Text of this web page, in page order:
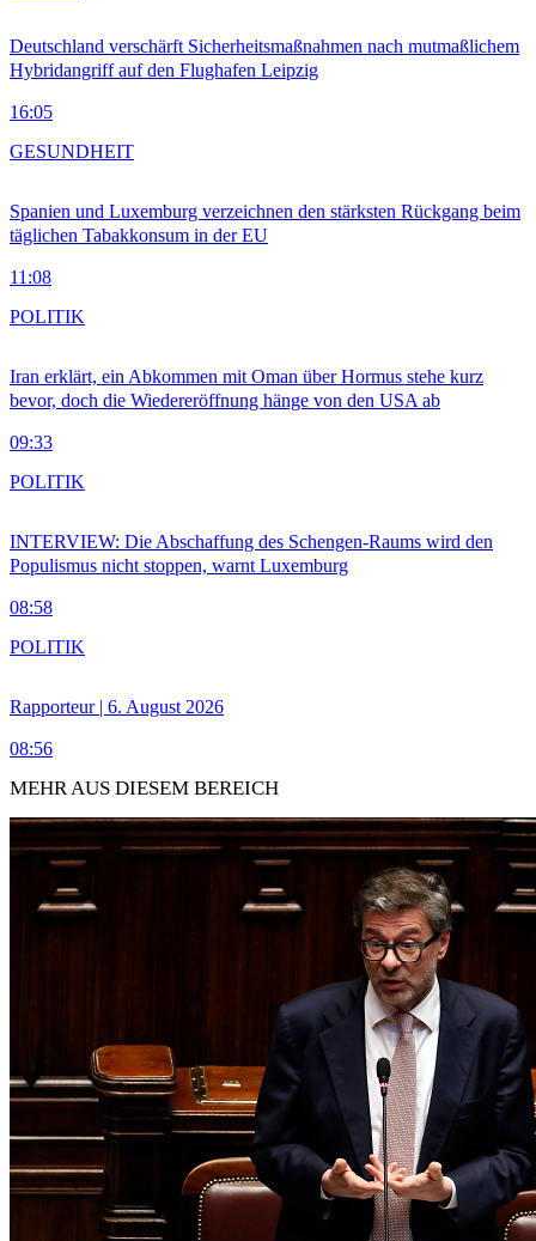
Deutschland verschärft Sicherheitsmaßnahmen nach mutmaßlichem
Hybridangriff auf den Flughafen Leipzig
16:05
Spanien und Luxemburg verzeichnen den stärksten Rückgang beim
täglichen Tabakkonsum in der EU
11:08
GESUNDHEIT
Iran erklärt, ein Abkommen mit Oman über Hormus stehe kurz
bevor, doch die Wiedereröffnung hänge von den USA ab
09:33
POLITIK
INTERVIEW: Die Abschaffung des Schengen-Raums wird den
Populismus nicht stoppen, warnt Luxemburg
08:58
POLITIK
Rapporteur | 6. August 2026
08:56
POLITIK
MEHR AUS DIESEM BEREICH